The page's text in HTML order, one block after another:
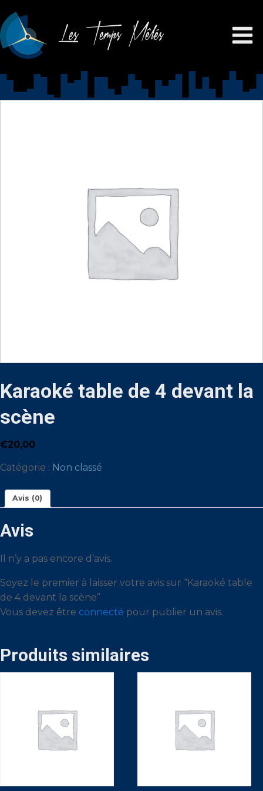
Les Temps Mêlés
Karaoké table de 4 devant la
scène
€20,00
Catégorie : Non classé
Avis (0)
Avis
Il n’y a pas encore d’avis.
Soyez le premier à laisser votre avis sur “Karaoké table
de 4 devant la scène”
Vous devez être connecté pour publier un avis.
Produits similaires